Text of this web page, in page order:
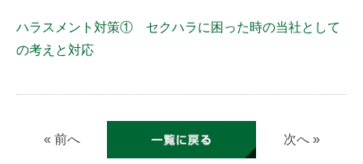
ハラスメント対策① セクハラに困った時の当社として
の考えと対応
« 前へ 次へ »